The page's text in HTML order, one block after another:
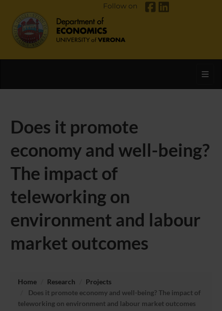
Follow on
Does it promote
economy and well-being?
The impact of
teleworking on
environment and labour
market outcomes
Home Research
Projects
Does it promote economy and well-being? The impact of
teleworking on environment and labour market outcomes